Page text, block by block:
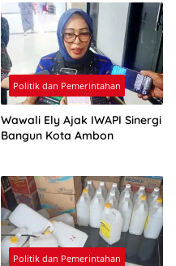
Politik dan Pemerintahan
Wawali Ely Ajak IWAPI Sinergi
Bangun Kota Ambon
Politik dan Pemerintahan